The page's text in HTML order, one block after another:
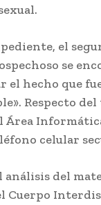
el
se
el hecho que
Respecto
Área
celular
del
Cuerpo